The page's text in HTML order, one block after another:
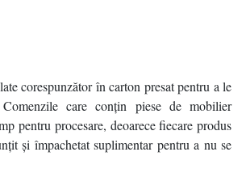
corespunzător în carton presat pentru a le
care conțin piese de mobilier
pentru procesare, deoarece fiecare produs
și împachetat suplimentar pentru a nu se